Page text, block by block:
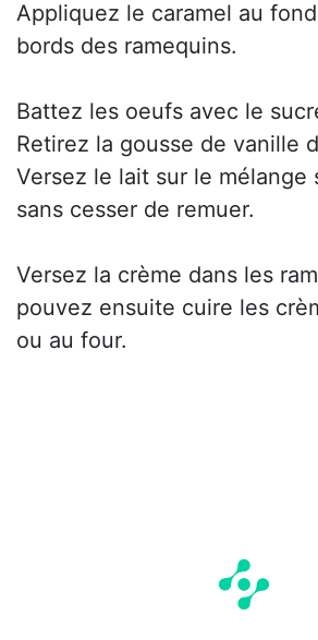
Appliquez le caramel au
bords des ramequins.
Battez les oeufs avec le
Retirez la gousse de vanille
Versez le lait sur le mélange
sans cesser de remuer.
Versez la crème dans les
pouvez ensuite cuire les
ou au four.